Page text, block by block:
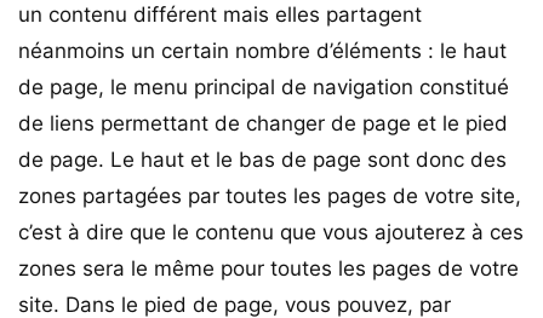
un contenu différent mais elles partagent
néanmoins un certain nombre d’éléments : le haut
de page, le menu principal de navigation constitué
de liens permettant de changer de page et le pied
de page. Le haut et le bas de page sont donc des
zones partagées par toutes les pages de votre site,
c’est à dire que le contenu que vous ajouterez à ces
zones sera le même pour toutes les pages de votre
site. Dans le pied de page, vous pouvez, par